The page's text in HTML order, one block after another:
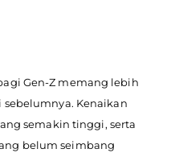
Gen-Z memang lebih
Kenaikan
semakin tinggi, serta
belum seimbang